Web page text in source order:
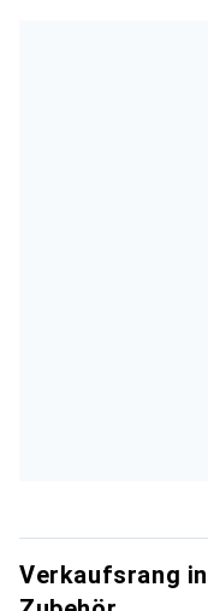
Verkaufsrang